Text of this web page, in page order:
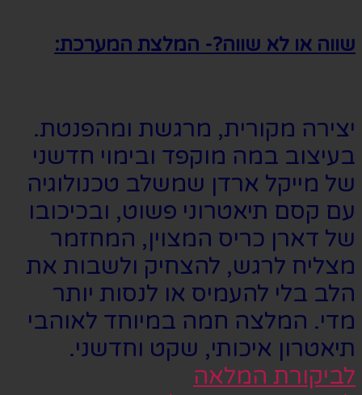
שווה או לא שווה?- המלצת המערכת:
יצירה מקורית, מרגשת ומהפנטת.
בעיצוב במה מוקפד ובימוי חדשני
של מייקל ארדן שמשלב טכנולוגיה
עם קסם תיאטרוני פשוט, ובכיכובו
של דארן כריס המצוין, המחזמר
מצליח לרגש, להצחיק ולשבות את
הלב בלי להעמיס או לנסות יותר
מדי. המלצה חמה במיוחד לאוהבי
תיאטרון איכותי, שקט וחדשני.
לביקורת המלאה